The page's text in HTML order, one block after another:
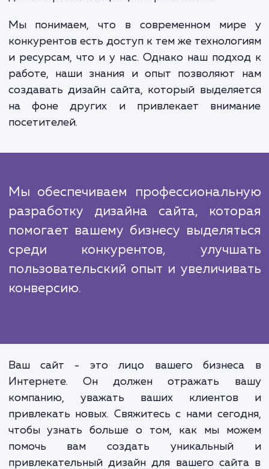
посетителей. Наши специалисты
следят за новыми трендами в
применяют их в своей работе.
Наша работа не заканчивается на
создания дизайна. Мы также заботимся о
чтобы дизайн был правильно
дизайнерские концепции в реальность.
Мы понимаем, что в современном
конкурентов есть доступ к тем же
и ресурсам, что и у нас. Однако наш
работе, наши знания и опыт позволяют
создавать дизайн сайта, который
Мы обеспечиваем
разработку дизайна сайта,
помогает вашему бизнесу
среди конкурентов,